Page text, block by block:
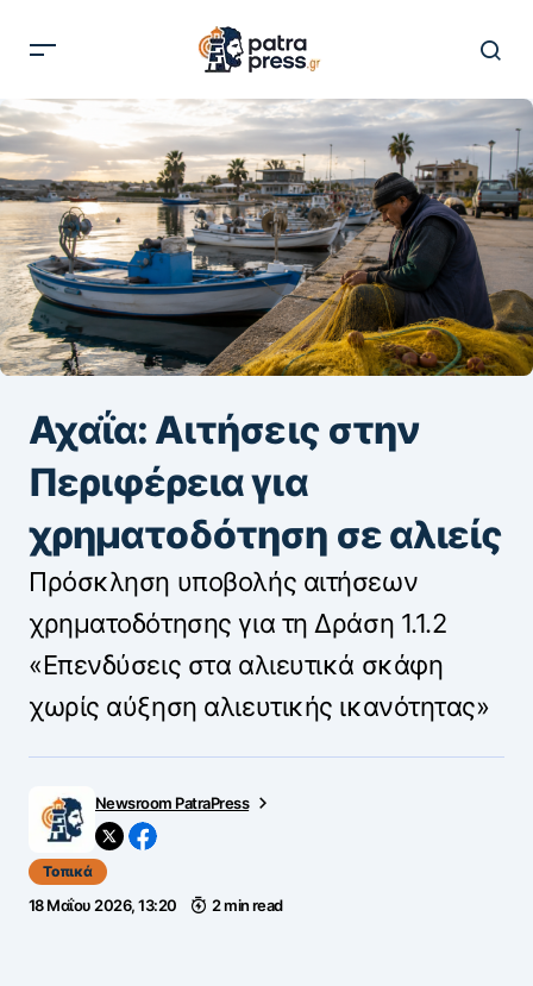
Αχαΐα: Αιτήσεις στην
Περιφέρεια για
χρηματοδότηση σε αλιείς
Πρόσκληση υποβολής αιτήσεων
χρηματοδότησης για τη Δράση 1.1.2
«Επενδύσεις στα αλιευτικά σκάφη
χωρίς αύξηση αλιευτικής ικανότητας»
Newsroom PatraPress
Τοπικά
18 Μαΐου 2026, 13:20 2 min read